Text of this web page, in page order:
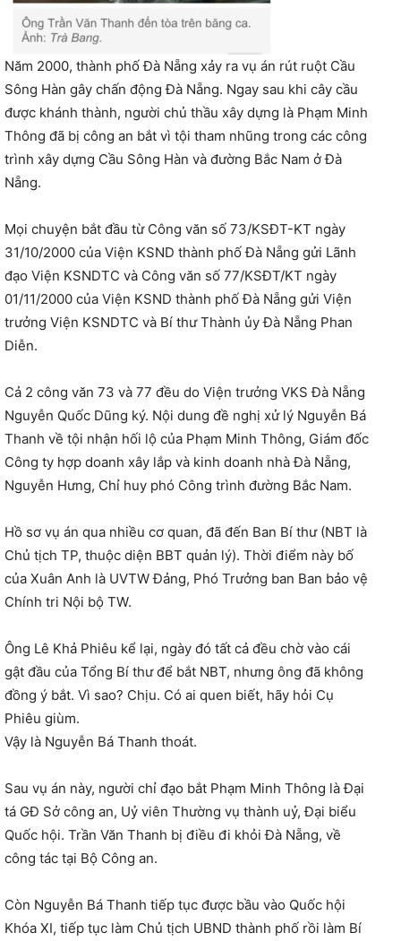
Năm 2000, thành phố Đà Nẵng xảy ra vụ án rút ruột Cầu
Sông Hàn gây chấn động Đà Nẵng. Ngay sau khi cây cầu
được khánh thành, người chủ thầu xây dựng là Phạm Minh
Thông đã bị công an bắt vì tội tham nhũng trong các công
trình xây dựng Cầu Sông Hàn và đường Bắc Nam ở Đà
Nẵng.
Mọi chuyện bắt đầu từ Công văn số 73/KSĐT-KT ngày
31/10/2000 của Viện KSND thành phố Đà Nẵng gửi Lãnh
đạo Viện KSNDTC và Công văn số 77/KSĐT/KT ngày
01/11/2000 của Viện KSND thành phố Đà Nẵng gửi Viện
trưởng Viện KSNDTC và Bí thư Thành ủy Đà Nẵng Phan
Diễn.
Cả 2 công văn 73 và 77 đều do Viện trưởng VKS Đà Nẵng
Nguyễn Quốc Dũng ký. Nội dung đề nghị xử lý Nguyễn Bá
Thanh về tội nhận hối lộ của Phạm Minh Thông, Giám đốc
Công ty hợp doanh xây lắp và kinh doanh nhà Đà Nẵng,
Nguyễn Hưng, Chỉ huy phó Công trình đường Bắc Nam.
Hồ sơ vụ án qua nhiều cơ quan, đã đến Ban Bí thư (NBT là
Chủ tịch TP, thuộc diện BBT quản lý). Thời điểm này bố
của Xuân Anh là UVTW Đảng, Phó Trưởng ban Ban bảo vệ
Chính tri Nội bộ TW.
Ông Lê Khả Phiêu kể lại, ngày đó tất cả đều chờ vào cái
gật đầu của Tổng Bí thư để bắt NBT, nhưng ông đã không
đồng ý bắt. Vì sao? Chịu. Có ai quen biết, hãy hỏi Cụ
Phiêu giùm.
Vậy là Nguyễn Bá Thanh thoát.
Sau vụ án này, người chỉ đạo bắt Phạm Minh Thông là Đại
tá GĐ Sở công an, Uỷ viên Thường vụ thành uỷ, Đại biểu
Quốc hội. Trần Văn Thanh bị điều đi khỏi Đà Nẵng, về
công tác tại Bộ Công an.
Còn Nguyễn Bá Thanh tiếp tục được bầu vào Quốc hội
Khóa XI, tiếp tục làm Chủ tịch UBND thành phố rồi làm Bí